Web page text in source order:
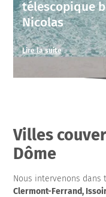
télescopique
Nicolas
Lire la suite
Villes
Dôme
Nous intervenons
Clermont-Ferrand,